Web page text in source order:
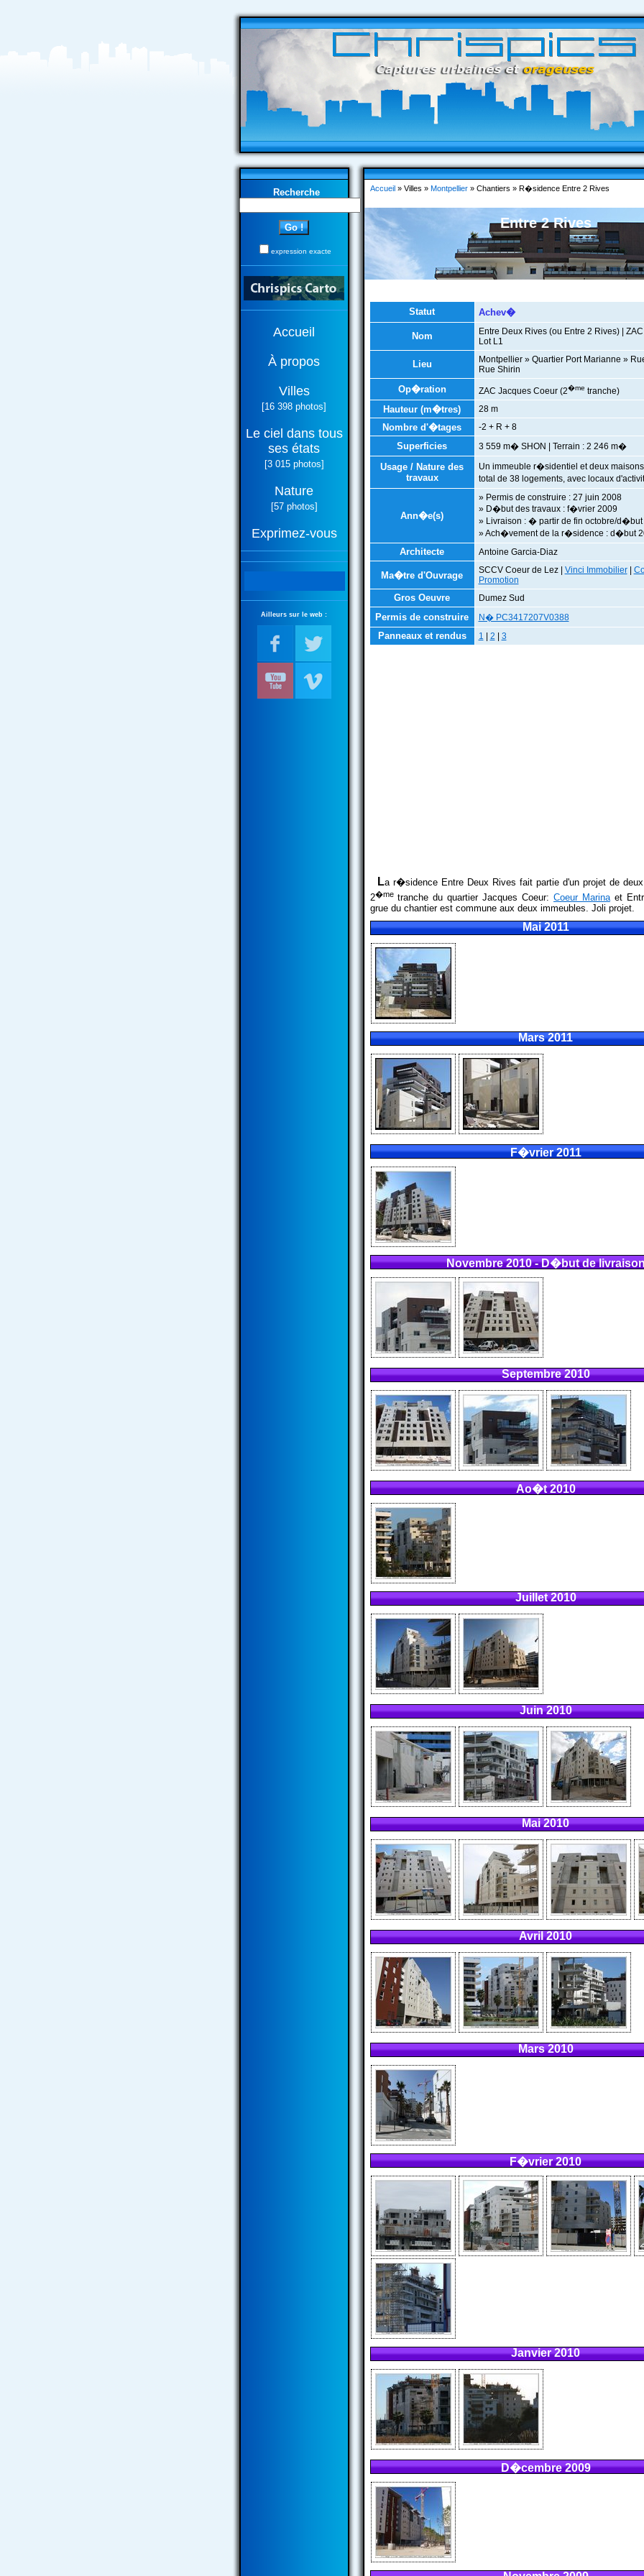
Recherche
expression exacte
Accueil
À propos
Villes
[16 398 photos]
Le ciel dans tous
ses états
[3 015 photos]
Nature
[57 photos]
Exprimez-vous
Ailleurs sur le web :
Accueil» Villes » Montpellier» Chantiers » R�sidence Entre 2 Rives
Entre 2 Rives
Statut Achev�
Nom
Entre Deux Rives (ou Entre 2 Rives) |
Lot L1
Lieu
Montpellier » Quartier Port Marianne »
Rue Shirin
Op�ration ZAC Jacques Coeur (2�me tranche)
Hauteur (m�tres) 28 m
Nombre d'�tages -2 + R + 8
Superficies 3 559 m� SHON | Terrain : 2 246 m�
Usage / Nature des
travaux
Un immeuble r�sidentiel et deux
total de 38 logements, avec locaux
Ann�e(s)
» Permis de construire : 27 juin 2008
» D�but des travaux : f�vrier 2009
» Livraison : � partir de fin octobre/d�but
» Ach�vement de la r�sidence : d�but
Architecte Antoine Garcia-Diaz
Ma�tre d'Ouvrage SCCV Coeur de Lez | Vinci Immobilier|
Promotion
Gros Oeuvre Dumez Sud
Permis de construire N� PC3417207V0388
Panneaux et rendus 1 2 3
La r�sidence Entre Deux Rives fait partie d'un projet de
2�metranche du quartier Jacques Coeur: Coeur Marinaet
grue du chantier est commune aux deux immeubles. Joli projet.
Mai 2011
Mars 2011
F�vrier 2011
Novembre 2010 - D�but de
Septembre 2010
Ao�t 2010
Juillet 2010
Juin 2010
Mai 2010
Avril 2010
Mars 2010
F�vrier 2010
Janvier 2010
D�cembre 2009